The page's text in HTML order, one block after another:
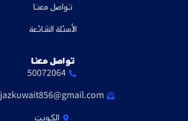
تواصل معنا
الأسئلة الشائعة
تواصل معنا
50072064
enjazkuwait856@gmail.com
الكويت